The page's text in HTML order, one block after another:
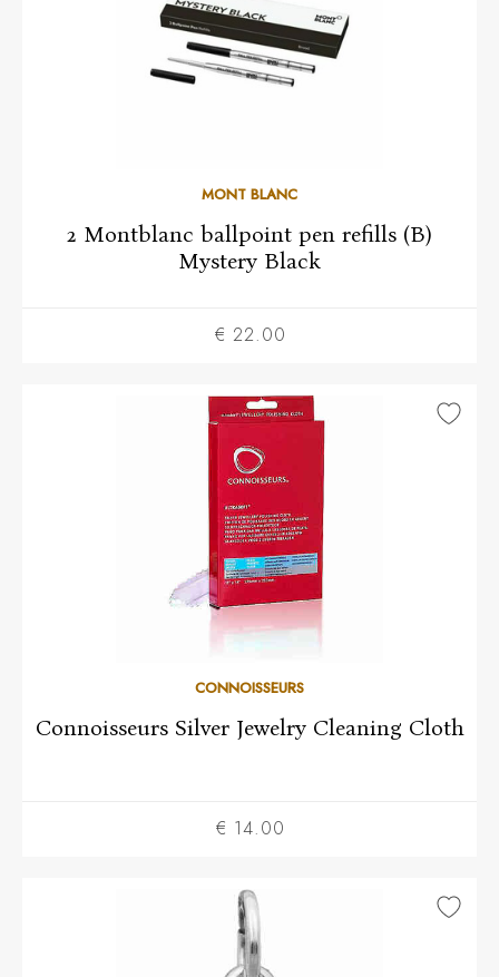
MONT BLANC
2 Montblanc ballpoint pen refills (B)
Mystery Black
€ 22.00
CONNOISSEURS
Connoisseurs Silver Jewelry Cleaning Cloth
€ 14.00